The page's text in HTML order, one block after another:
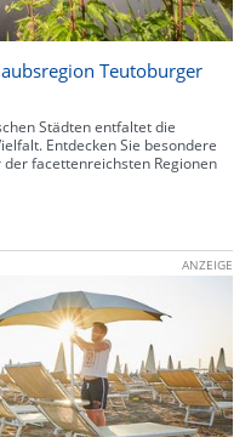
Teutoburger
Städten entfaltet die
Entdecken Sie besondere
facettenreichsten Regionen
ANZEIGE